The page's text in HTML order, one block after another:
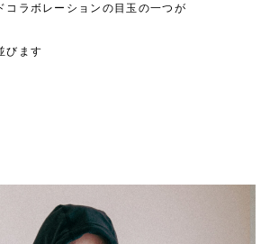
コラボレーションの目玉の一つが
びます